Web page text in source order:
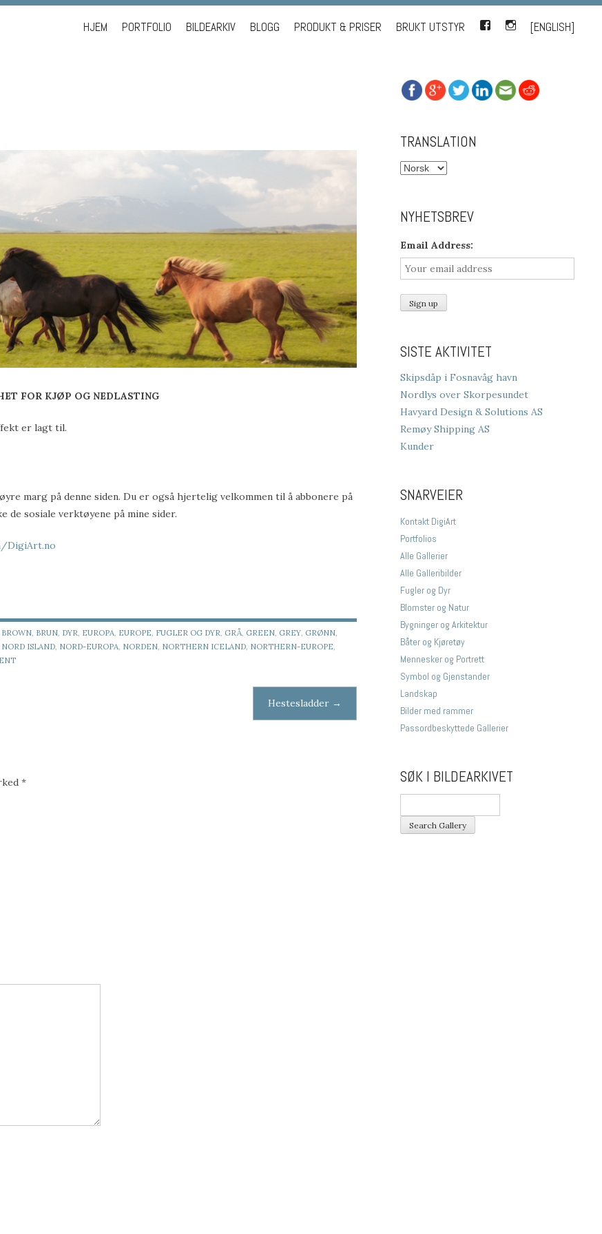
Skip to content
HJEM PORTFOLIO BILDEARKIV BLOGG PRODUKT & PRISER BRUKT UTSTYR FACEBOOKINSTAGRAM
[ENGLISH]
FOR KJØP OG NEDLASTING
er lagt til.
marg på denne siden. Du er også hjertelig velkommen til å abbonere på
de sosiale verktøyene på mine sider.
DigiArt.no
BROWN, BRUN, DYR, EUROPA, EUROPE, FUGLER OG DYR, GRÅ, GREEN, GREY, GRØNN,
NORD ISLAND, NORD-EUROPA, NORDEN, NORTHERN ICELAND, NORTHERN-EUROPE,
Hestesladder →
*
TRANSLATION
NYHETSBREV
Email Address:
SISTE AKTIVITET
Skipsdåp i Fosnavåg havn
Nordlys over Skorpesundet
Havyard Design & Solutions AS
Remøy Shipping AS
Kunder
SNARVEIER
Kontakt DigiArt
Portfolios
Alle Gallerier
Alle Galleribilder
Fugler og Dyr
Blomster og Natur
Bygninger og Arkitektur
Båter og Kjøretøy
Mennesker og Portrett
Symbol og Gjenstander
Landskap
Bilder med rammer
Passordbeskyttede Gallerier
SØK I BILDEARKIVET